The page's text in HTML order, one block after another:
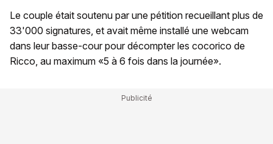
Le couple était soutenu par une pétition recueillant plus de
33'000 signatures, et avait même installé une webcam
dans leur basse-cour pour décompter les cocorico de
Ricco, au maximum «5 à 6 fois dans la journée».